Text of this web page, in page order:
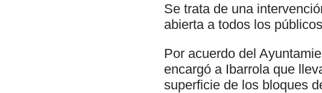
Se trata de una
abierta a todos los
Por acuerdo del
encargó a Ibarrola que
superficie de los bloques